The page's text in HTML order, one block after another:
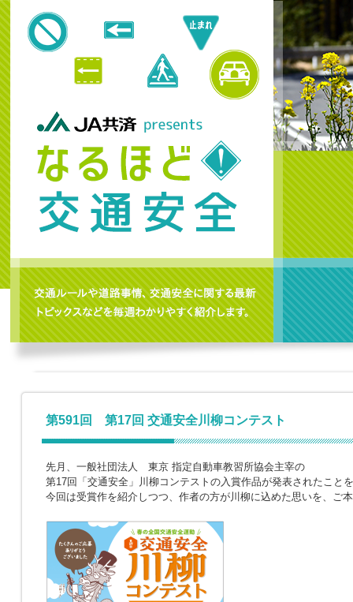
第591回 第17回 交通安全川柳コンテスト
先月、一般社団法人 東京 指定自動車教習所協会主宰の
第17回「交通安全」川柳コンテストの入賞作品が発表されたこと
今回は受賞作を紹介しつつ、作者の方が川柳に込めた思いを、ご